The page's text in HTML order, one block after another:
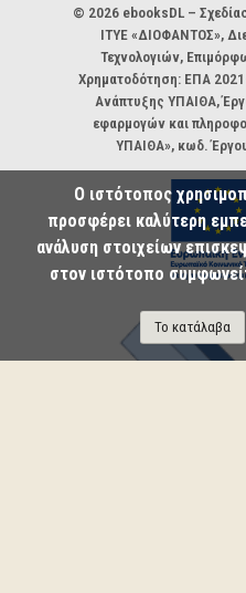
Χορηγοί και φορείς
© 2026 ebooksDL –
ΙΤΥΕ «ΔΙΟΦΑΝΤΟΣ»,
Τεχνολογιών,
Χρηματοδότηση: ΕΠΑ
Ανάπτυξης ΥΠΑΙΘΑ,
εφαρμογών και
ΥΠΑΙΘΑ», κωδ.
Ο ιστότοπος
προσφέρει καλύτερη
ανάλυση στοιχείων
στον ιστότοπο
Το κατάλαβα